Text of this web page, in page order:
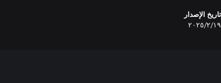
تاريخ الإصدار
١٩‏/٢‏/٢٠٢٥